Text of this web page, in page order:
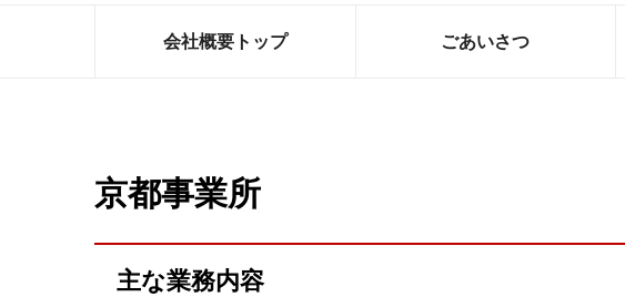
会社概要トップ ごあいさつ
京都事業所
主な業務内容